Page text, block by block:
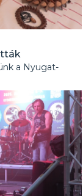
a Nyugat-